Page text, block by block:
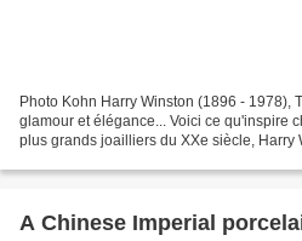
Photo Kohn Harry Winston (1896 - 1978),
glamour et élégance... Voici ce qu'inspire
plus grands joailliers du XXe siècle, Harry
A Chinese Imperial